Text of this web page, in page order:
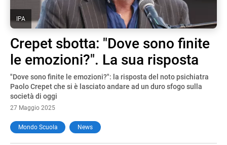
IPA
Crepet sbotta: "Dove sono finite
le emozioni?". La sua risposta
"Dove sono finite le emozioni?": la risposta del noto psichiatra
Paolo Crepet che si è lasciato andare ad un duro sfogo sulla
società di oggi
27 Maggio 2025
Mondo Scuola News